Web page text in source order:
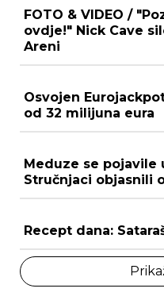
FOTO & VIDEO /
ovdje!" Nick Cave
Areni
Osvojen
od 32 milijuna eura
Meduze se pojavile
Stručnjaci objasnili
Recept dana: